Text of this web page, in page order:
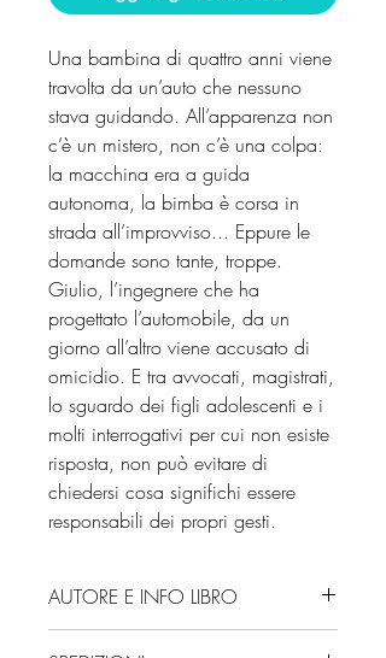
Una bambina di quattro anni viene
travolta da un’auto che nessuno
stava guidando. All’apparenza non
c’è un mistero, non c’è una colpa:
la macchina era a guida
autonoma, la bimba è corsa in
strada all’improvviso... Eppure le
domande sono tante, troppe.
Giulio, l’ingegnere che ha
progettato l’automobile, da un
giorno all’altro viene accusato di
omicidio. E tra avvocati, magistrati,
lo sguardo dei figli adolescenti e i
molti interrogativi per cui non esiste
risposta, non può evitare di
chiedersi cosa significhi essere
responsabili dei propri gesti.
AUTORE E INFO LIBRO